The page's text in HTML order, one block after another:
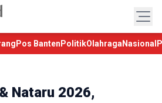
Pos Banten PolitikOlahraga Nasional
Nataru 2026,